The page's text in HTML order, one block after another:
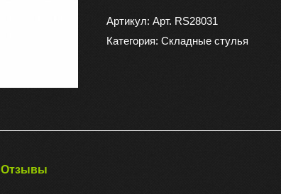
СКЛАДНОЙ
АДМИРАЛ
Артикул: Арт. RS28031
Категория: Складные стулья
Отзывы